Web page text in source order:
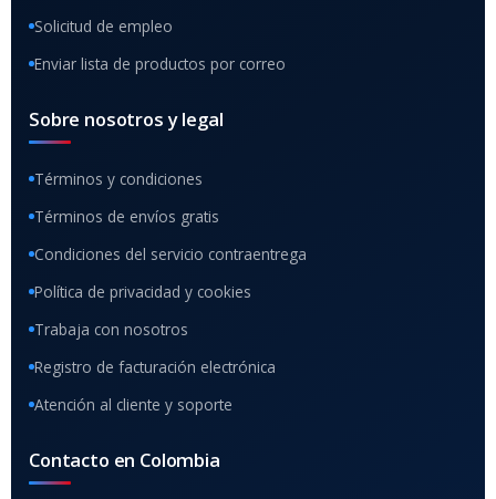
Solicitud de empleo
Enviar lista de productos por correo
Sobre nosotros y legal
Términos y condiciones
Términos de envíos gratis
Condiciones del servicio contraentrega
Política de privacidad y cookies
Trabaja con nosotros
Registro de facturación electrónica
Atención al cliente y soporte
Contacto en Colombia